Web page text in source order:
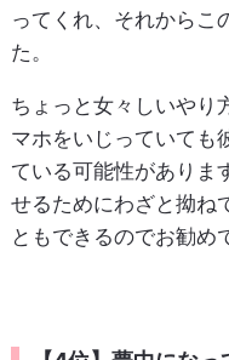
ってくれ、それからこ
た。
ちょっと女々しいやり
マホをいじっていても
ている可能性がありま
せるためにわざと拗ね
ともできるのでお勧め